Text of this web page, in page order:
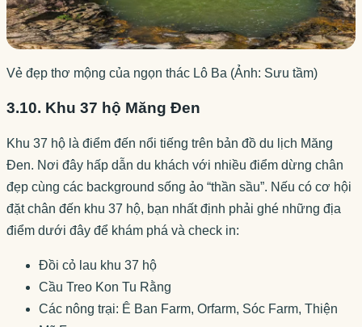
Vẻ đẹp thơ mộng của ngọn thác Lô Ba (Ảnh: Sưu tầm)
3.10. Khu 37 hộ Măng Đen
Khu 37 hộ là điểm đến nổi tiếng trên bản đồ du lịch Măng
Đen. Nơi đây hấp dẫn du khách với nhiều điểm dừng chân
đẹp cùng các background sống ảo “thần sầu”. Nếu có cơ hội
đặt chân đến khu 37 hộ, bạn nhất định phải ghé những địa
điểm dưới đây để khám phá và check in:
Đồi cỏ lau khu 37 hộ
Cầu Treo Kon Tu Rằng
Các nông trại: Ê Ban Farm, Orfarm, Sóc Farm, Thiện